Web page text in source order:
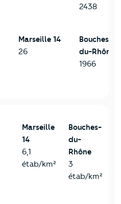
2438
Marseille 14
26
Bouches-
du-Rhône
1966
Marseille
14
6,1
étab/km²
Bouches-
du-
Rhône
3
étab/km²